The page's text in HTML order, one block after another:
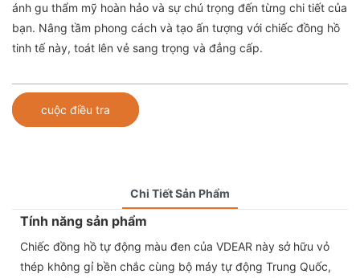
ánh gu thẩm mỹ hoàn hảo và sự chú trọng đến từng chi tiết của
bạn. Nâng tầm phong cách và tạo ấn tượng với chiếc đồng hồ
tinh tế này, toát lên vẻ sang trọng và đẳng cấp.
cuộc điều tra
Chi Tiết Sản Phẩm
Tính năng sản phẩm
Chiếc đồng hồ tự động màu đen của VDEAR này sở hữu vỏ
thép không gỉ bền chắc cùng bộ máy tự động Trung Quốc,